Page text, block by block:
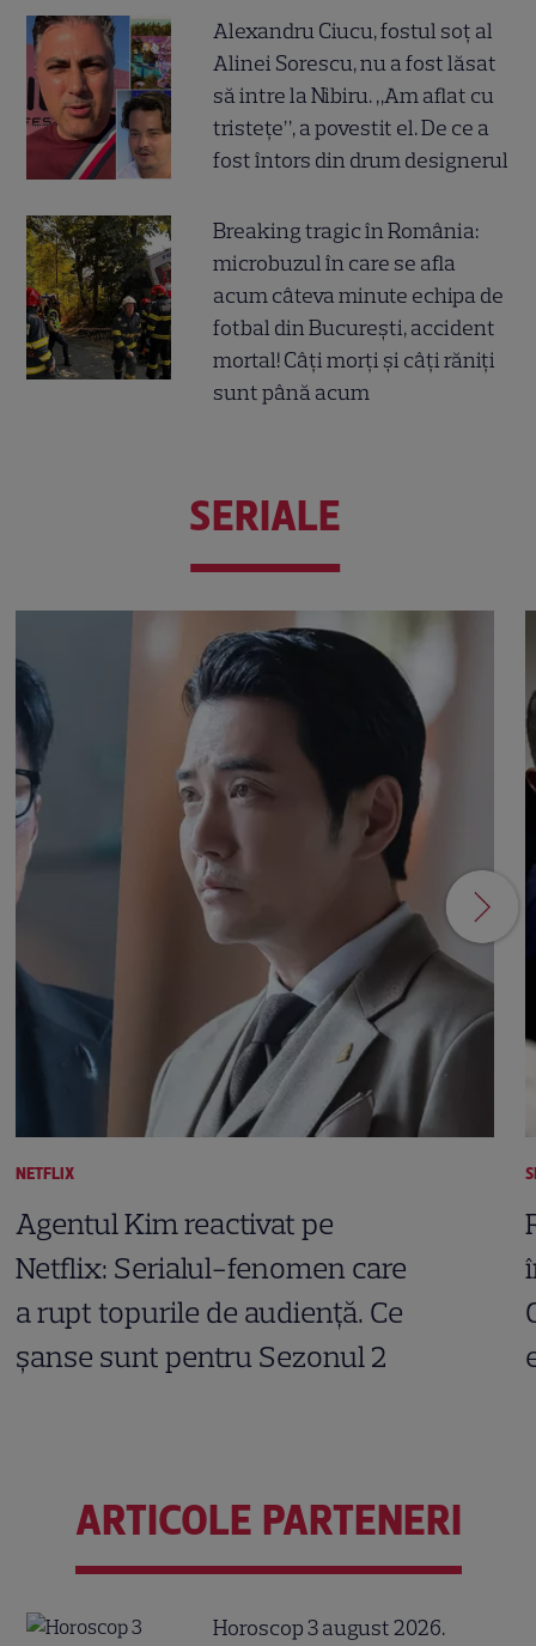
Alexandru Ciucu, fostul soț al
Alinei Sorescu, nu a fost lăsat
să intre la Nibiru. „Am aflat cu
tristețe”, a povestit el. De ce a
fost întors din drum designerul
Breaking tragic în România:
microbuzul în care se afla
acum câteva minute echipa de
fotbal din București, accident
mortal! Câți morți și câți răniți
sunt până acum
SERIALE
NETFLIX
Agentul Kim reactivat pe
Netflix: Serialul-fenomen care
a rupt topurile de audiență. Ce
șanse sunt pentru Sezonul 2
ARTICOLE PARTENERI
Horoscop 3 august 2026.